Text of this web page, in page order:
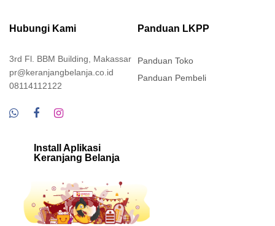
Hubungi Kami
3rd Fl. BBM Building, Makassar
pr@keranjangbelanja.co.id
08114112122
Panduan LKPP
Panduan Toko
Panduan Pembeli
Install Aplikasi
Keranjang Belanja